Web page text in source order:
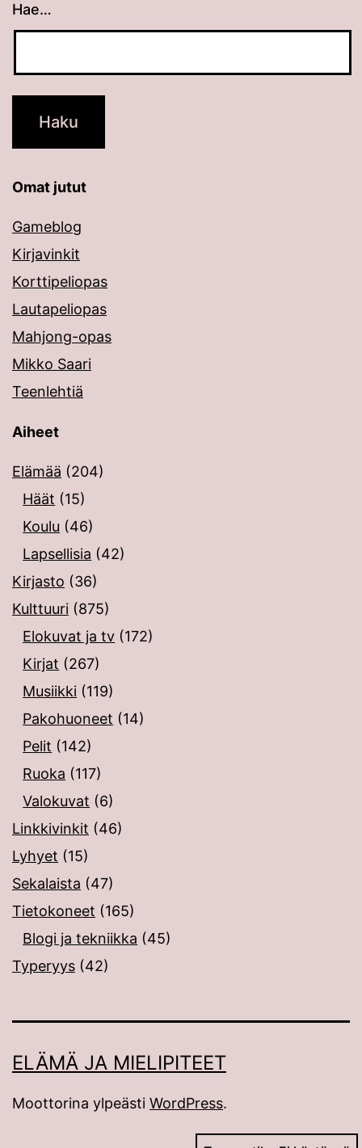
Hae…
Kun tuloksia tulee, voit selata niitä
Omat jutut
Gameblog
Kirjavinkit
Korttipeliopas
Lautapeliopas
Mahjong-opas
Mikko Saari
Teenlehtiä
Aiheet
Elämää (204)
Häät (15)
Koulu (46)
Lapsellisia (42)
Kirjasto (36)
Kulttuuri (875)
Elokuvat ja tv (172)
Kirjat (267)
Musiikki (119)
Pakohuoneet (14)
Pelit (142)
Ruoka (117)
Valokuvat (6)
Linkkivinkit (46)
Lyhyet (15)
Sekalaista (47)
Tietokoneet (165)
Blogi ja tekniikka (45)
Typeryys (42)
ELÄMÄ JA MIELIPITEET
Moottorina ylpeästi WordPress.